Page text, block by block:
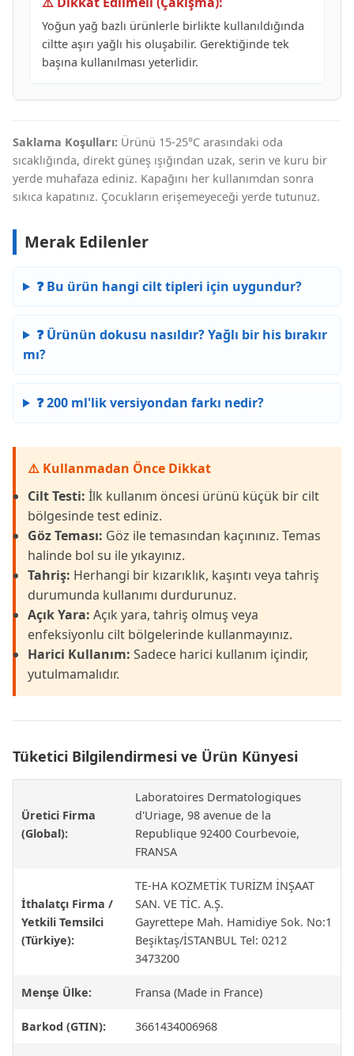
Yoğun yağ bazlı ürünlerle birlikte kullanıldığında
ciltte aşırı yağlı his oluşabilir. Gerektiğinde tek
başına kullanılması yeterlidir.
Saklama Koşulları: Ürünü 15-25°C arasındaki oda
sıcaklığında, direkt güneş ışığından uzak, serin ve kuru bir
yerde muhafaza ediniz. Kapağını her kullanımdan sonra
sıkıca kapatınız. Çocukların erişemeyeceği yerde tutunuz.
Merak Edilenler
❓ Bu ürün hangi cilt tipleri için uygundur?
❓ Ürünün dokusu nasıldır? Yağlı bir his bırakır
mı?
❓ 200 ml'lik versiyondan farkı nedir?
⚠️ Kullanmadan Önce Dikkat
Cilt Testi: İlk kullanım öncesi ürünü küçük bir cilt
bölgesinde test ediniz.
Göz Teması: Göz ile temasından kaçınınız. Temas
halinde bol su ile yıkayınız.
Tahriş: Herhangi bir kızarıklık, kaşıntı veya tahriş
durumunda kullanımı durdurunuz.
Açık Yara: Açık yara, tahriş olmuş veya
enfeksiyonlu cilt bölgelerinde kullanmayınız.
Harici Kullanım: Sadece harici kullanım içindir,
yutulmamalıdır.
Tüketici Bilgilendirmesi ve Ürün Künyesi
Üretici Firma
(Global):
Laboratoires Dermatologiques
d'Uriage, 98 avenue de la
Republique 92400 Courbevoie,
FRANSA
İthalatçı Firma /
Yetkili Temsilci
(Türkiye):
TE-HA KOZMETİK TURİZM İNŞAAT
SAN. VE TİC. A.Ş.
Gayrettepe Mah. Hamidiye Sok. No:1
Beşiktaş/İSTANBUL Tel: 0212
3473200
Menşe Ülke: Fransa (Made in France)
Barkod (GTIN): 3661434006968